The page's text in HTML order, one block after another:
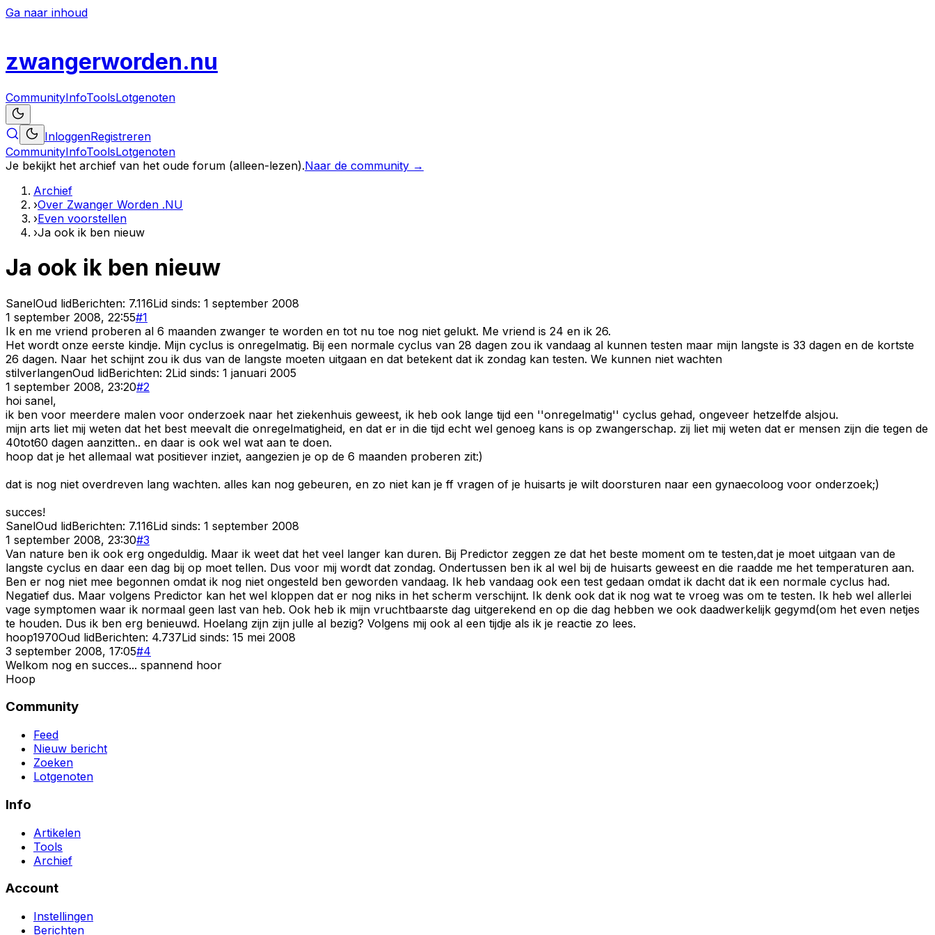
Ga naar inhoud
zwangerworden.nu
CommunityInfoToolsLotgenoten
InloggenRegistreren
CommunityInfoToolsLotgenoten
Je bekijkt het archief van het oude forum (alleen-lezen).Naar de community →
Archief
›Over Zwanger Worden .NU
›Even voorstellen
›Ja ook ik ben nieuw
Ja ook ik ben nieuw
SanelOud lidBerichten: 7.116Lid sinds: 1 september 2008
1 september 2008, 22:55#1
Ik en me vriend proberen al 6 maanden zwanger te worden en tot nu toe nog niet gelukt. Me vriend is 24 en ik 26.
Het wordt onze eerste kindje. Mijn cyclus is onregelmatig. Bij een normale cyclus van 28 dagen zou ik vandaag al kunnen testen maar mijn langste is 33 dagen en de kortste
26 dagen. Naar het schijnt zou ik dus van de langste moeten uitgaan en dat betekent dat ik zondag kan testen. We kunnen niet wachten
stilverlangenOud lidBerichten: 2Lid sinds: 1 januari 2005
1 september 2008, 23:20#2
hoi sanel,
ik ben voor meerdere malen voor onderzoek naar het ziekenhuis geweest, ik heb ook lange tijd een ''onregelmatig'' cyclus gehad, ongeveer hetzelfde alsjou.
mijn arts liet mij weten dat het best meevalt die onregelmatigheid, en dat er in die tijd echt wel genoeg kans is op zwangerschap. zij liet mij weten dat er mensen zijn die tegen de
40tot60 dagen aanzitten.. en daar is ook wel wat aan te doen.
hoop dat je het allemaal wat positiever inziet, aangezien je op de 6 maanden proberen zit:)
dat is nog niet overdreven lang wachten. alles kan nog gebeuren, en zo niet kan je ff vragen of je huisarts je wilt doorsturen naar een gynaecoloog voor onderzoek;)
succes!
SanelOud lidBerichten: 7.116Lid sinds: 1 september 2008
1 september 2008, 23:30#3
Van nature ben ik ook erg ongeduldig. Maar ik weet dat het veel langer kan duren. Bij Predictor zeggen ze dat het beste moment om te testen,dat je moet uitgaan van de
langste cyclus en daar een dag bij op moet tellen. Dus voor mij wordt dat zondag. Ondertussen ben ik al wel bij de huisarts geweest en die raadde me het temperaturen aan.
Ben er nog niet mee begonnen omdat ik nog niet ongesteld ben geworden vandaag. Ik heb vandaag ook een test gedaan omdat ik dacht dat ik een normale cyclus had.
Negatief dus. Maar volgens Predictor kan het wel kloppen dat er nog niks in het scherm verschijnt. Ik denk ook dat ik nog wat te vroeg was om te testen. Ik heb wel allerlei
vage symptomen waar ik normaal geen last van heb. Ook heb ik mijn vruchtbaarste dag uitgerekend en op die dag hebben we ook daadwerkelijk gegymd(om het even netjes
te houden. Dus ik ben erg benieuwd. Hoelang zijn zijn julle al bezig? Volgens mij ook al een tijdje als ik je reactie zo lees.
hoop1970Oud lidBerichten: 4.737Lid sinds: 15 mei 2008
3 september 2008, 17:05#4
Welkom nog en succes... spannend hoor
Hoop
Community
Feed
Nieuw bericht
Zoeken
Lotgenoten
Info
Artikelen
Tools
Archief
Account
Instellingen
Berichten